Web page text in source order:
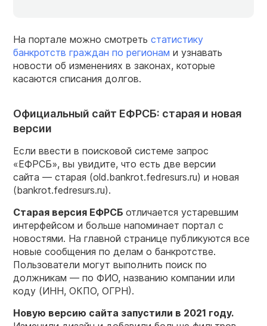
На портале можно смотреть статистику
банкротств граждан по регионам и узнавать
новости об изменениях в законах, которые
касаются списания долгов.
Официальный сайт ЕФРСБ: старая и новая
версии
Если ввести в поисковой системе запрос
«ЕФРСБ», вы увидите, что есть две версии
сайта — старая (old.bankrot.fedresurs.ru) и новая
(bankrot.fedresurs.ru).
Старая версия ЕФРСБ отличается устаревшим
интерфейсом и больше напоминает портал с
новостями. На главной странице публикуются все
новые сообщения по делам о банкротстве.
Пользователи могут выполнить поиск по
должникам — по ФИО, названию компании или
коду (ИНН, ОКПО, ОГРН).
Новую версию сайта запустили в 2021 году.